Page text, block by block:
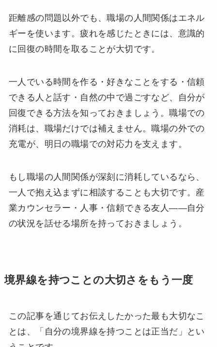
距離感の問題以外でも、職場の人間関係はエネル
ギーを使います。疲れを感じたときには、意識的
に回復の時間を取ることが大切です。
一人でいる時間を作る・好きなことをする・信頼
できる人と話す・自然の中で過ごすなど、自分が
回復できる方法を知っておきましょう。職場での
消耗は、職場だけでは補えません。職場の外での
充電が、明日の職場での対応力を支えます。
もし職場の人間関係が深刻に消耗しているなら、
一人で抱え込まずに相談することも大切です。産
業カウンセラー・人事・信頼できる友人——自分
の状況を話せる場所を持っておきましょう。
境界線を持つことの大切さをもう一度
この記事を通じてお伝えしたかった最も大切なこ
とは、「自分の境界線を持つことは正当だ」とい